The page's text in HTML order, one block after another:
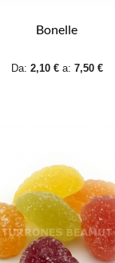
Bonelle
Da: 2,10 € a: 7,50 €